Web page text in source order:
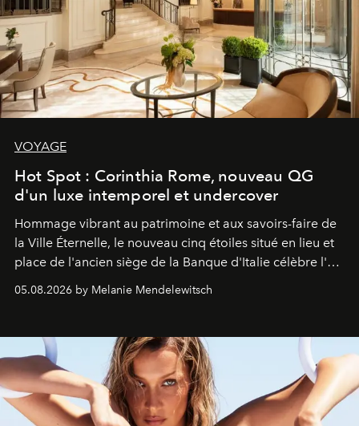
VOYAGE
Hot Spot : Corinthia Rome, nouveau QG
d'un luxe intemporel et undercover
Hommage vibrant au patrimoine et aux savoirs-faire de
la Ville Éternelle, le nouveau cinq étoiles situé en lieu et
place de l'ancien siège de la Banque d'Italie célèbre l'art
de vivre Romain dans toute son élégance intemporelle.
05.08.2026 by Melanie Mendelewitsch